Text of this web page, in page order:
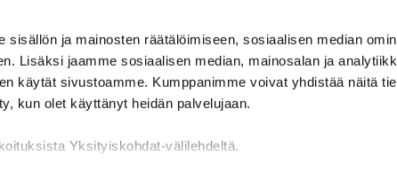
sisällön ja mainosten räätälöimiseen, sosiaalisen median
Lisäksi jaamme sosiaalisen median, mainosalan ja
käytät sivustoamme. Kumppanimme voivat yhdistää näitä
kun olet käyttänyt heidän palvelujaan.
Yksityiskohdat-välilehdeltä.